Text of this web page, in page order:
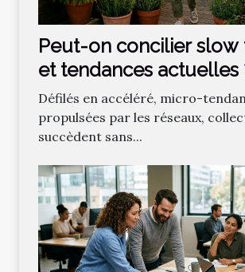
Peut-on concilier slow
et tendances actuelles
Défilés en accéléré, micro-
propulsées par les réseaux,
succèdent sans...